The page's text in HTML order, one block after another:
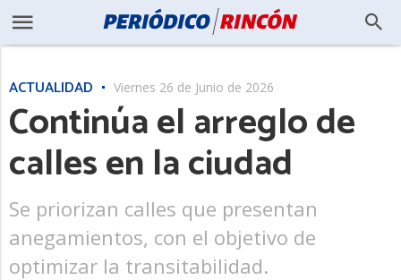
ACTUALIDAD Viernes 26 de Junio de 2026
Continúa el arreglo de
calles en la ciudad
Se priorizan calles que presentan
anegamientos, con el objetivo de
optimizar la transitabilidad.